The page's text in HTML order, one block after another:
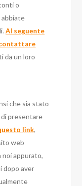
o
abbiate
Al seguente
da un loro
che sia stato
di presentare
link,
web
noi appurato,
dopo aver